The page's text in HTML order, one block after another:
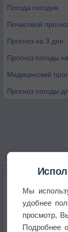
Погода сегодня
Почасовой
Прогноз на 3 дня
Прогноз погоды
Медицинский
Прогноз погоды
НОВОЕ О
Мы
удобнее
просмотр,
Подробнее